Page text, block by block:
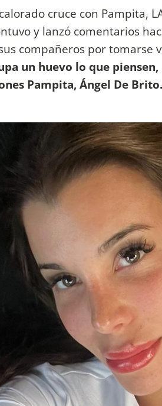
cruce con Pampita,
y lanzó comentarios
compañeros por tomarse
un huevo lo que
Pampita, Ángel De